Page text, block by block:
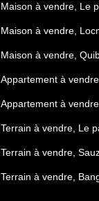
Maison à vendre, Le
Maison à vendre,
Maison à vendre,
Appartement à
Appartement à
Terrain à vendre, Le
Terrain à vendre,
Terrain à vendre,